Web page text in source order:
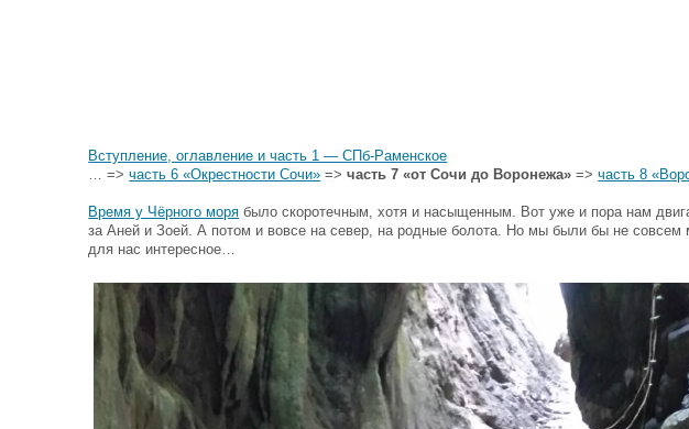
Вступление, оглавление и часть 1 — СПб-Раменское
… =>часть 6 «Окрестности Сочи» =>часть 7 «от Сочи до Воронежа» =>часть 8
Время у Чёрного моря было скоротечным, хотя и насыщенным. Вот уже и пора нам
за Аней и Зоей. А потом и вовсе на север, на родные болота. Но мы были бы не
для нас интересное…